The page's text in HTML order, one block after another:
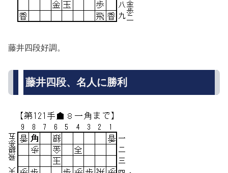
藤井四段好調。
藤井四段、名人に勝利